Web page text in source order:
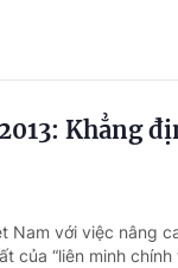
Khẳng
Nam với việc nâng
của “liên minh chính